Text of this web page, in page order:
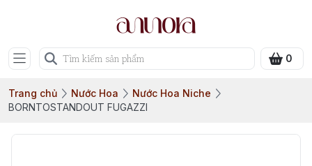
0
Trang chủ Nước Hoa
Nước Hoa Niche
BORNTOSTANDOUT FUGAZZI